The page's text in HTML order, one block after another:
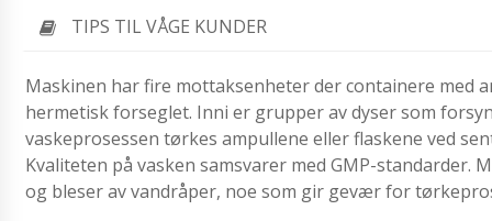
TIPS TIL VÅGE KUNDER
Maskinen har fire mottaksenheter der containere med
hermetisk forseglet. Inni er grupper av dyser som
vaskeprosessen tørkes ampullene eller flaskene ved
Kvaliteten på vasken samsvarer med GMP-standarder.
og bleser av vandråper, noe som gir gevær for